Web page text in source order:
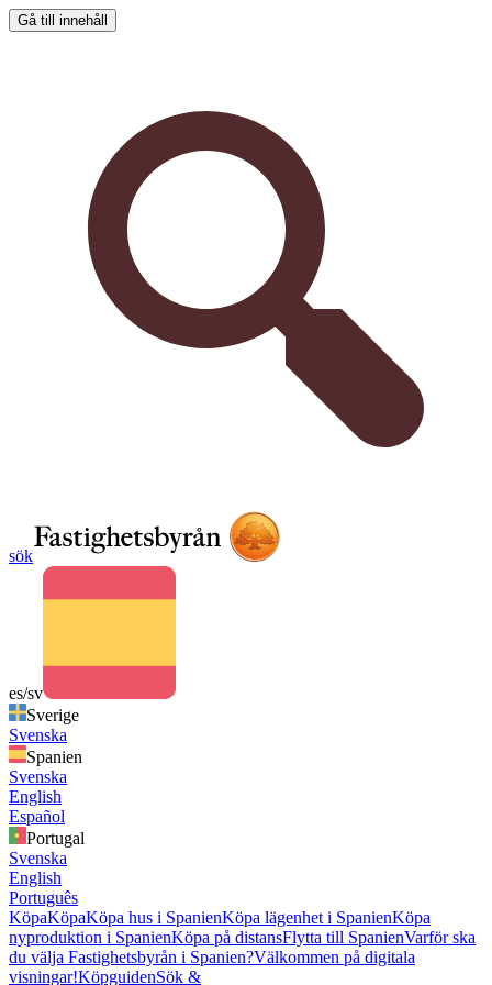
Gå till innehåll
sök
es/sv
Sverige
Svenska
Spanien
Svenska
English
Español
Portugal
Svenska
English
Português
KöpaKöpaKöpa hus i SpanienKöpa lägenhet i SpanienKöpa
nyproduktion i SpanienKöpa på distansFlytta till SpanienVarför ska
du välja Fastighetsbyrån i Spanien?Välkommen på digitala
visningar!KöpguidenSök &